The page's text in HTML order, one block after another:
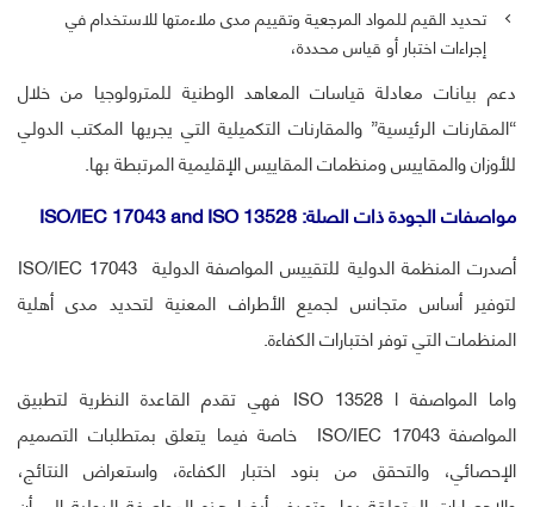
تحديد القيم للمواد المرجعية وتقييم مدى ملاءمتها للاستخدام في
إجراءات اختبار أو قياس محددة،
دعم بيانات معادلة قياسات المعاهد الوطنية للمترولوجيا من خلال
“المقارنات الرئيسية” والمقارنات التكميلية التي يجريها المكتب الدولي
للأوزان والمقاييس ومنظمات المقاييس الإقليمية المرتبطة بها.
مواصفات الجودة ذات الصلة:ISO/IEC 17043 and ISO 13528
أصدرت المنظمة الدولية للتقييس المواصفة الدولية ISO/IEC 17043
لتوفير أساس متجانس لجميع الأطراف المعنية لتحديد مدى أهلية
المنظمات التي توفر اختبارات الكفاءة.
واما المواصفة ا ISO 13528 فهي تقدم القاعدة النظرية لتطبيق
المواصفة ISO/IEC 17043 خاصة فيما يتعلق بمتطلبات التصميم
الإحصائي، والتحقق من بنود اختبار الكفاءة، واستعراض النتائج،